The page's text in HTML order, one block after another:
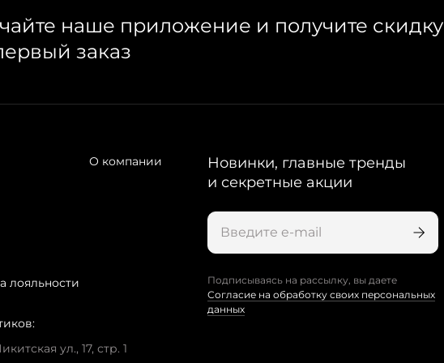
наше приложение и получите скидку
заказ
лояльности
О компании
ул., 17, стр. 1
Новинки, главные тренды
и секретные акции
Подписываясь на рассылку, вы даете
Согласие на обработку своих персональных
данных